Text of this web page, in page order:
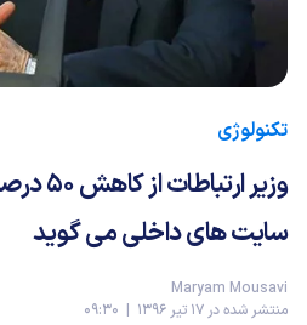
تکنولوژی
وزیر
سایت های داخلی می گوید
Maryam Mousavi
منتشر شده در 17 تیر 1396 | 09:30